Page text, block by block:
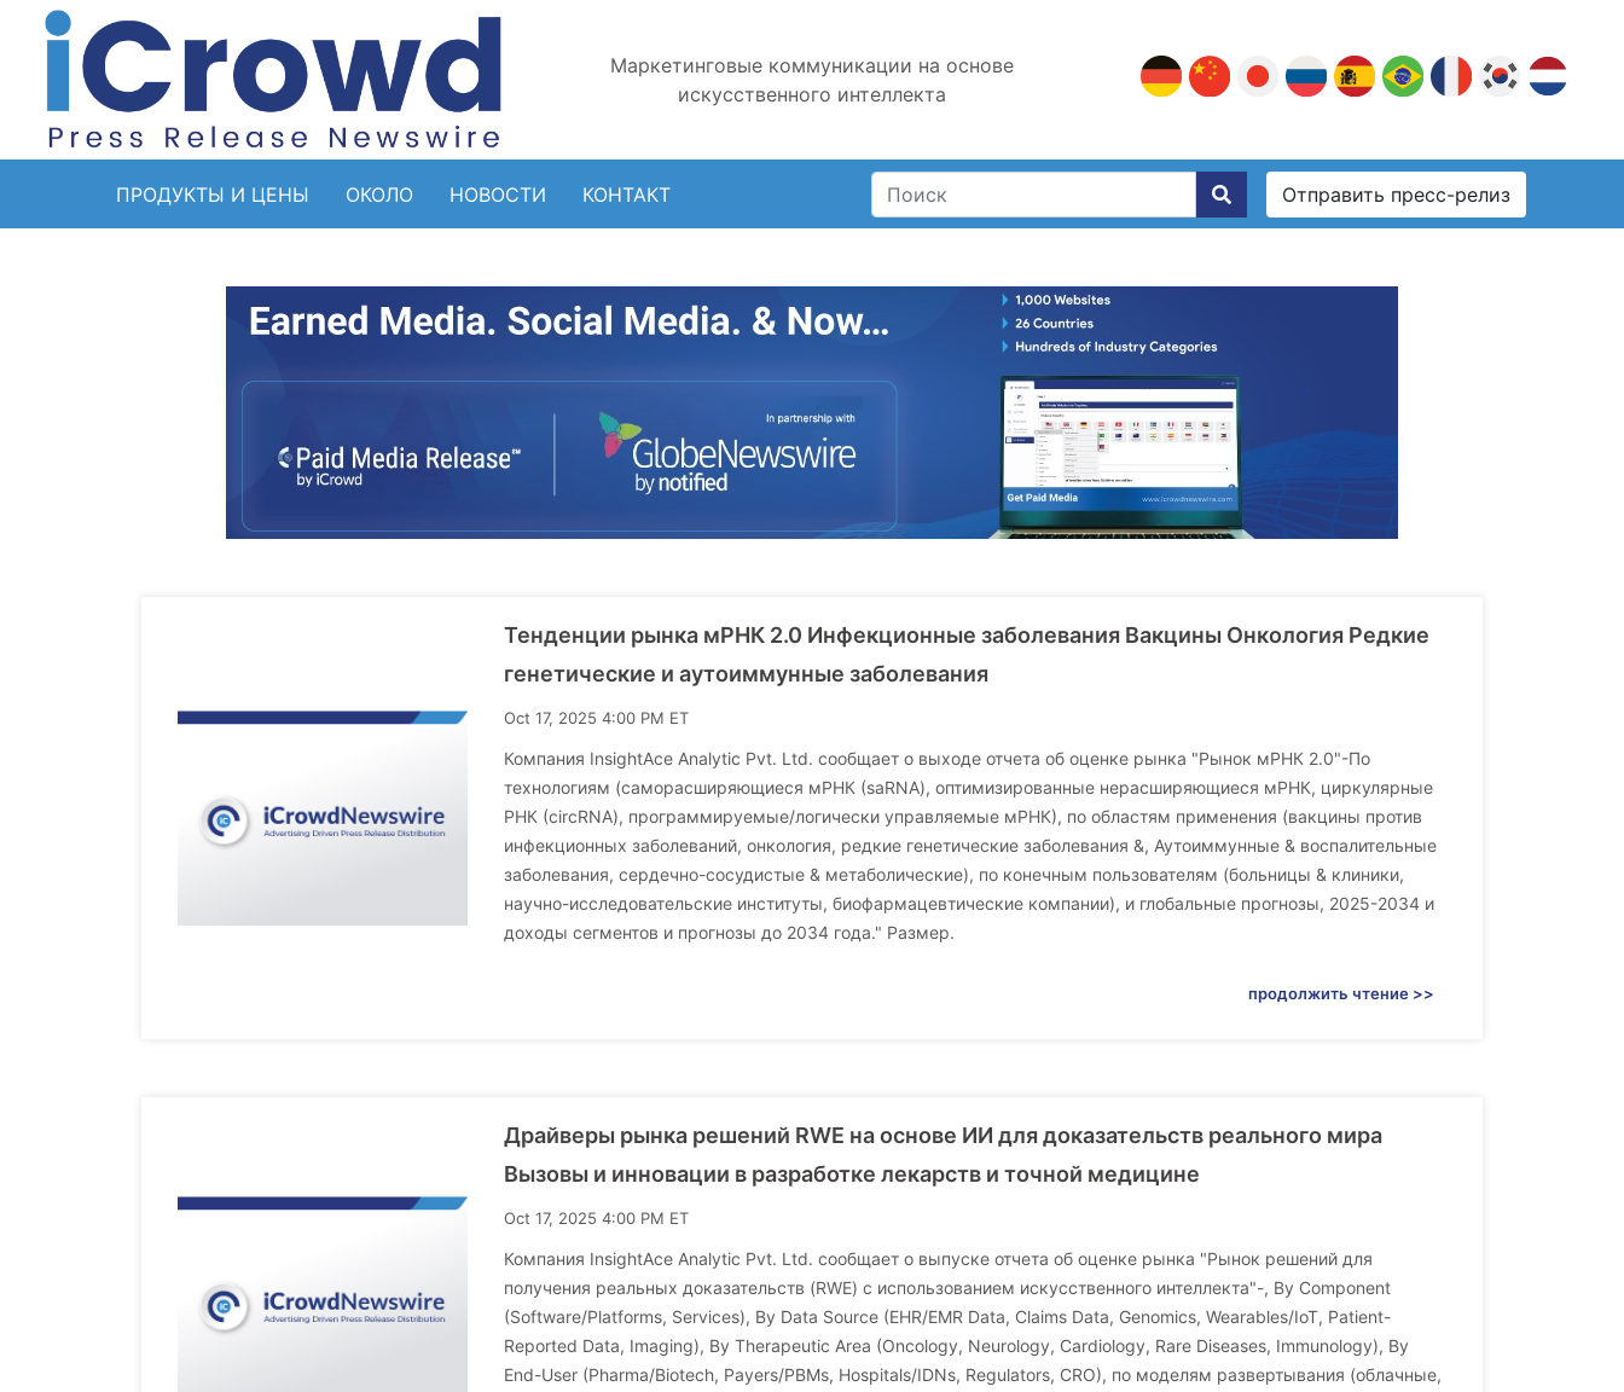
Маркетинговые коммуникации на основе
искусственного интеллекта
ПРОДУКТЫ И ЦЕНЫ ОКОЛО НОВОСТИ КОНТАКТ Отправить пресс-релиз
Тенденции рынка мРНК 2.0 Инфекционные заболевания Вакцины Онкология Редкие
генетические и аутоиммунные заболевания
Oct 17, 2025 4:00 PM ET
Компания InsightAce Analytic Pvt. Ltd. сообщает о выходе отчета об оценке рынка "Рынок мРНК 2.0"-По
технологиям (саморасширяющиеся мРНК (saRNA), оптимизированные нерасширяющиеся мРНК, циркулярные
РНК (circRNA), программируемые/логически управляемые мРНК), по областям применения (вакцины против
инфекционных заболеваний, онкология, редкие генетические заболевания &, Аутоиммунные & воспалительные
заболевания, сердечно-сосудистые & метаболические), по конечным пользователям (больницы & клиники,
научно-исследовательские институты, биофармацевтические компании), и глобальные прогнозы, 2025-2034 и
доходы сегментов и прогнозы до 2034 года." Размер.
продолжить чтение >>
Драйверы рынка решений RWE на основе ИИ для доказательств реального мира
Вызовы и инновации в разработке лекарств и точной медицине
Oct 17, 2025 4:00 PM ET
Компания InsightAce Analytic Pvt. Ltd. сообщает о выпуске отчета об оценке рынка "Рынок решений для
получения реальных доказательств (RWE) с использованием искусственного интеллекта"-, By Component
(Software/Platforms, Services), By Data Source (EHR/EMR Data, Claims Data, Genomics, Wearables/IoT, Patient-
Reported Data, Imaging), By Therapeutic Area (Oncology, Neurology, Cardiology, Rare Diseases, Immunology), By
End-User (Pharma/Biotech, Payers/PBMs, Hospitals/IDNs, Regulators, CRO), по моделям развертывания (облачные,